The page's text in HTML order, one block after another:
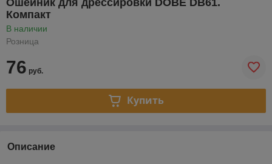
Компакт
В наличии
Розница
76 руб.
Купить
Описание